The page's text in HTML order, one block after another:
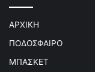
ΑΡΧΙΚΗ
ΠΟΔΟΣΦΑΙΡΟ
ΜΠΑΣΚΕΤ